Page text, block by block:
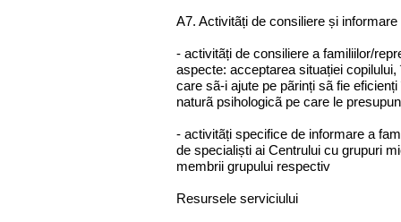
A7. Activitãți de consiliere și
- activitãți de consiliere a familiilor/
aspecte: acceptarea situației
care sã-i ajute pe pãrinți sã fie
naturã psihologicã pe care le
- activitãți specifice de informare a
de specialiști ai Centrului cu grupuri
membrii grupului respectiv
Resursele serviciului